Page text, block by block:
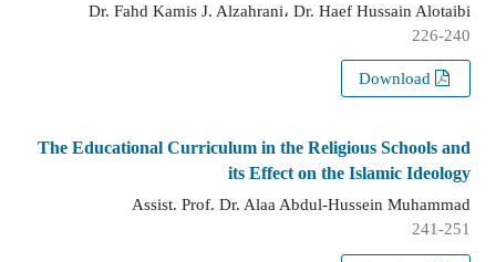
Dr. Fahd Kamis J. Alzahrani، Dr. Haef Hussain Alotaibi
226-240
The Educational Curriculum in the Religious Schools and
its Effect on the Islamic Ideology
Assist. Prof. Dr. Alaa Abdul-Hussein Muhammad
241-251